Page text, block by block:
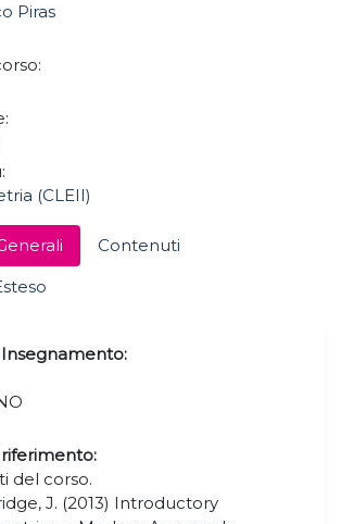
Contenuti
riferimento:
del corso.
J. (2013) Introductory
Piras
(CLEII)